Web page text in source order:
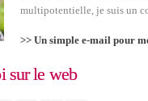
multipotentielle, je suis un
>> Un simple e-mail pour
sur le web